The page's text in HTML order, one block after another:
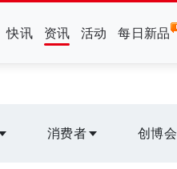
快讯 资讯 活动 每日新品
消费者 创博会